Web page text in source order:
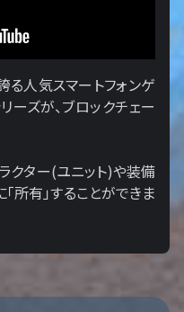
人気スマートフォンゲ
ーズが、ブロックチェー
クター(ユニット)や装備
所有」することができま